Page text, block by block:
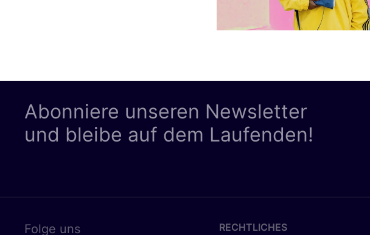
Abonniere unseren Newsletter
und bleibe auf dem Laufenden!
Folge uns RECHTLICHES